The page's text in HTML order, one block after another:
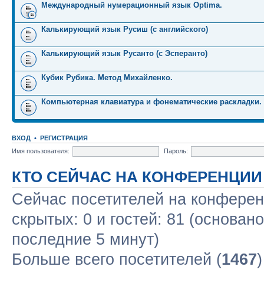
Международный нумерационный язык Optima.
Калькирующий язык Русиш (с английского)
Калькирующий язык Русанто (с Эсперанто)
Кубик Рубика. Метод Михайленко.
Компьютерная клавиатура и фонематические раскладки.
ВХОД • РЕГИСТРАЦИЯ
Имя пользователя:
Пароль:
КТО СЕЙЧАС НА КОНФЕРЕНЦИИ
Сейчас посетителей на
скрытых: 0 и гостей: 81
последние 5 минут)
Больше всего посетителей (1467